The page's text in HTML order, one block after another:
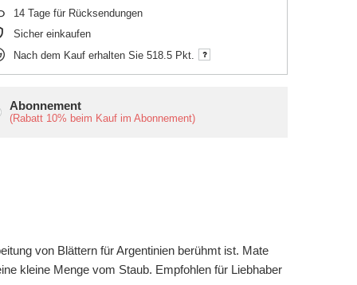
Abonnement
(Rabatt 10% beim Kauf im Abonnement)
14 Tage für Rücksendungen
Sicher einkaufen
Nach dem Kauf erhalten Sie518.5 Pkt.
von Blättern für Argentinien berühmt ist. Mate
kleine Menge vom Staub. Empfohlen für Liebhaber